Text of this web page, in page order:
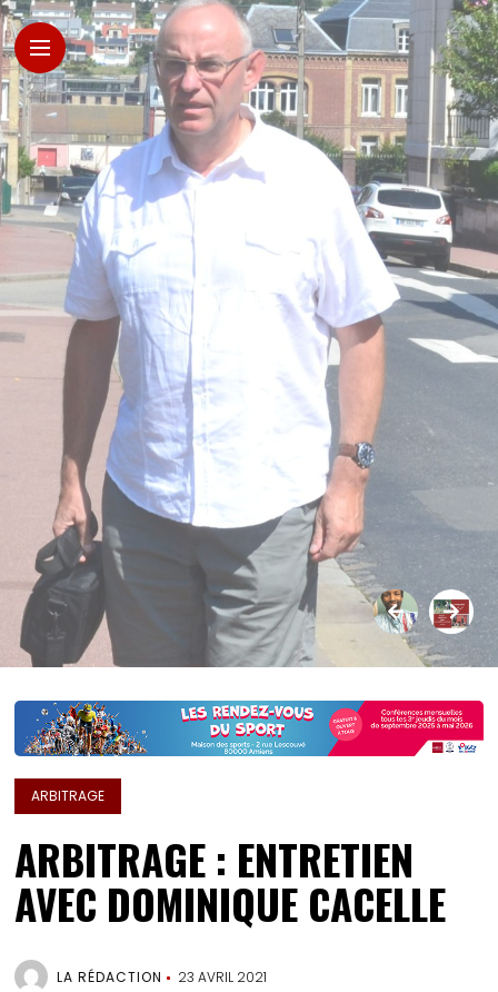
ARBITRAGE
ARBITRAGE : ENTRETIEN
AVEC DOMINIQUE CACELLE
LA RÉDACTION 23 AVRIL 2021